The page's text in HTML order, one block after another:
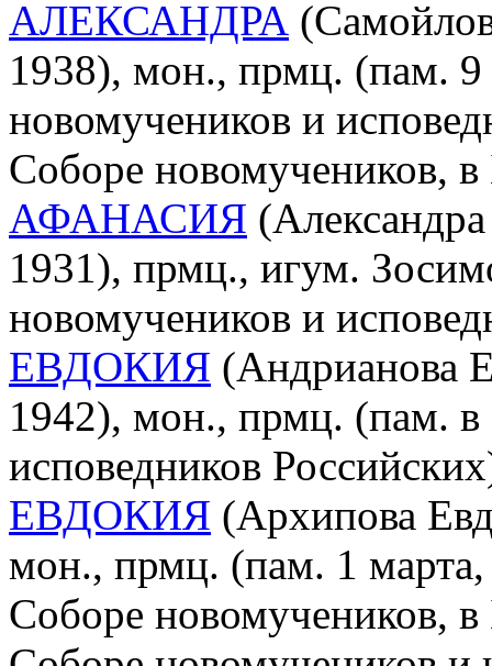
АЛЕКСАНДРА
1938), мон., прмц. (пам. 9
новомучеников и
Соборе новомучеников,
АФАНАСИЯ
1931), прмц., игум.
новомучеников и
ЕВДОКИЯ (Андрианова
1942), мон., прмц. (пам.
исповедников
ЕВДОКИЯ (Архипова
мон., прмц. (пам. 1 марта,
Соборе новомучеников,